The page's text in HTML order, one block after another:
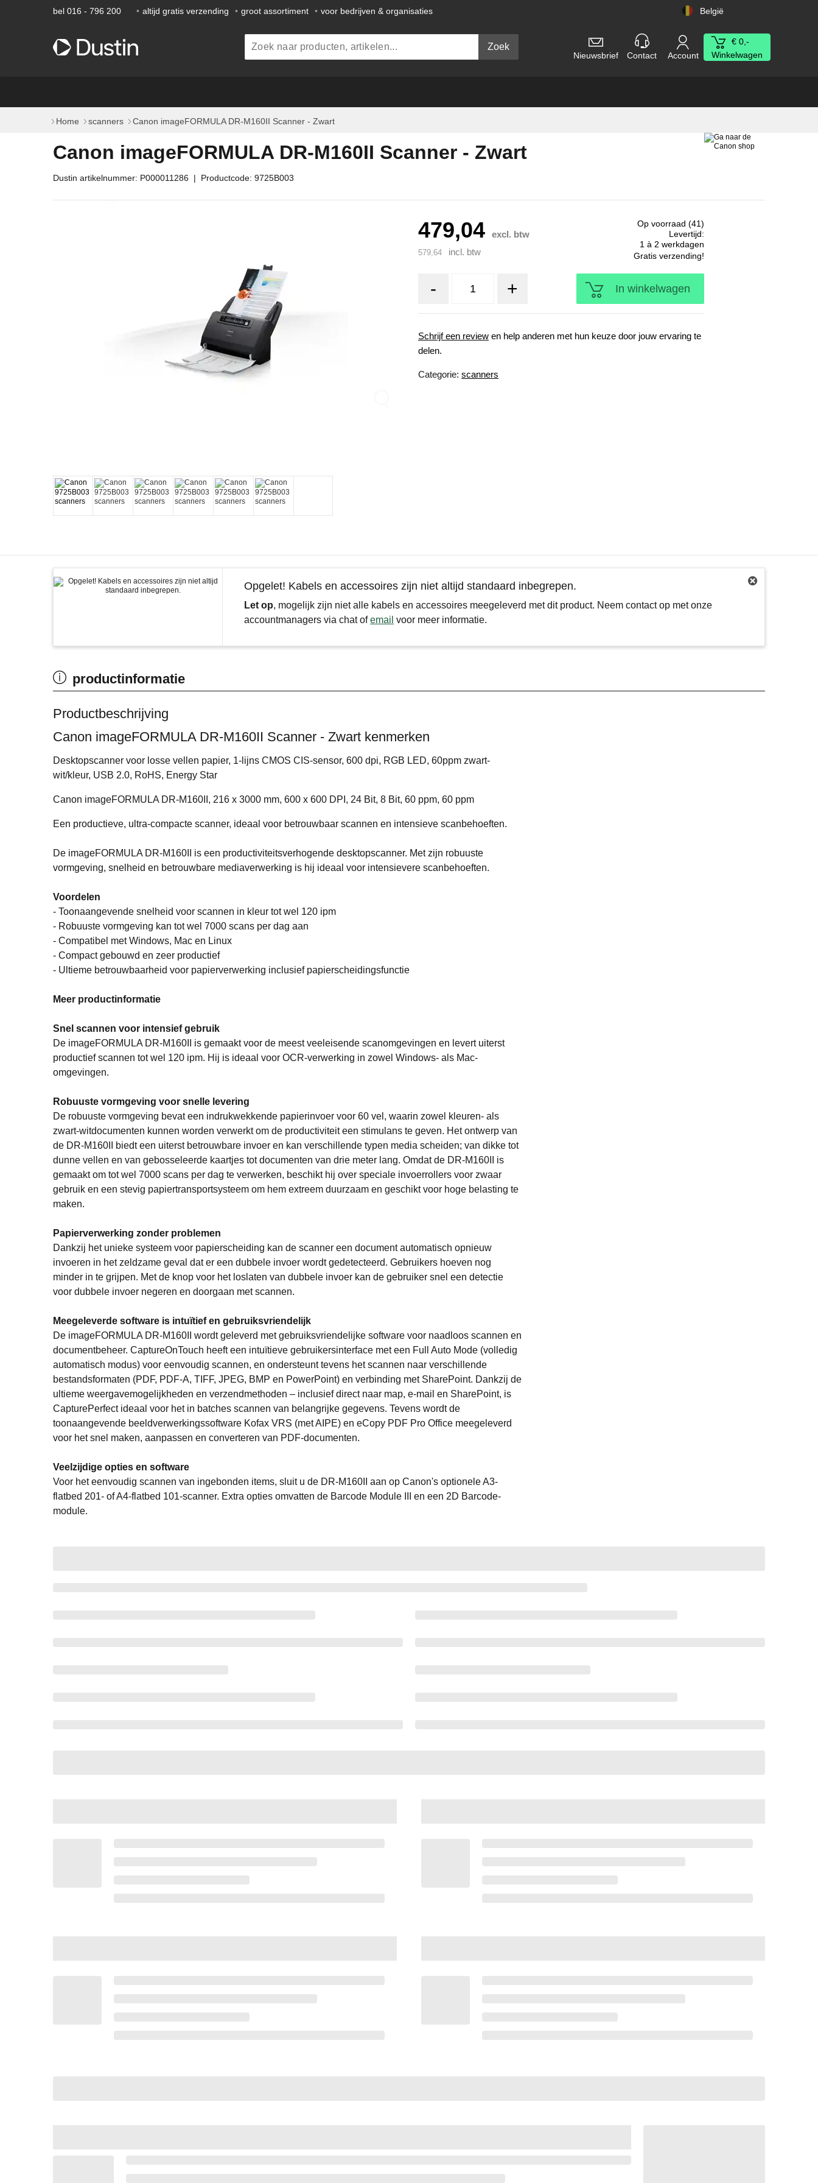
bel 016 - 796 200 • altijd gratis verzending • groot assortiment • voor bedrijven & organisaties België
Zoek
Nieuwsbrief Contact Account
€ 0,-
Winkelwagen
Home scanners Canon imageFORMULA DR-M160II Scanner - Zwart
Canon imageFORMULA DR-M160II Scanner - Zwart
Dustin artikelnummer: P000011286 | Productcode: 9725B003
479,04 excl. btw
579,64 incl. btw
Op voorraad (41)
Levertijd:
1 à 2 werkdagen
Gratis verzending!
- + In winkelwagen
Schrijf een review en help anderen met hun keuze door jouw ervaring te
delen.
Categorie: scanners
Opgelet! Kabels en accessoires zijn niet altijd standaard inbegrepen.
Let op, mogelijk zijn niet alle kabels en accessoires meegeleverd met dit product. Neem contact op met onze
accountmanagers via chat ofemail voor meer informatie.
productinformatie
Productbeschrijving
Canon imageFORMULA DR-M160II Scanner - Zwart kenmerken
Desktopscanner voor losse vellen papier, 1-lijns CMOS CIS-sensor, 600 dpi, RGB LED, 60ppm zwart-
wit/kleur, USB 2.0, RoHS, Energy Star
Canon imageFORMULA DR-M160II, 216 x 3000 mm, 600 x 600 DPI, 24 Bit, 8 Bit, 60 ppm, 60 ppm
Een productieve, ultra-compacte scanner, ideaal voor betrouwbaar scannen en intensieve scanbehoeften.
De imageFORMULA DR-M160II is een productiviteitsverhogende desktopscanner. Met zijn robuuste
vormgeving, snelheid en betrouwbare mediaverwerking is hij ideaal voor intensievere scanbehoeften.
Voordelen
- Toonaangevende snelheid voor scannen in kleur tot wel 120 ipm
- Robuuste vormgeving kan tot wel 7000 scans per dag aan
- Compatibel met Windows, Mac en Linux
- Compact gebouwd en zeer productief
- Ultieme betrouwbaarheid voor papierverwerking inclusief papierscheidingsfunctie
Meer productinformatie
Snel scannen voor intensief gebruik
De imageFORMULA DR-M160II is gemaakt voor de meest veeleisende scanomgevingen en levert uiterst
productief scannen tot wel 120 ipm. Hij is ideaal voor OCR-verwerking in zowel Windows- als Mac-
omgevingen.
Robuuste vormgeving voor snelle levering
De robuuste vormgeving bevat een indrukwekkende papierinvoer voor 60 vel, waarin zowel kleuren- als
zwart-witdocumenten kunnen worden verwerkt om de productiviteit een stimulans te geven. Het ontwerp van
de DR-M160II biedt een uiterst betrouwbare invoer en kan verschillende typen media scheiden; van dikke tot
dunne vellen en van gebosseleerde kaartjes tot documenten van drie meter lang. Omdat de DR-M160II is
gemaakt om tot wel 7000 scans per dag te verwerken, beschikt hij over speciale invoerrollers voor zwaar
gebruik en een stevig papiertransportsysteem om hem extreem duurzaam en geschikt voor hoge belasting te
maken.
Papierverwerking zonder problemen
Dankzij het unieke systeem voor papierscheiding kan de scanner een document automatisch opnieuw
invoeren in het zeldzame geval dat er een dubbele invoer wordt gedetecteerd. Gebruikers hoeven nog
minder in te grijpen. Met de knop voor het loslaten van dubbele invoer kan de gebruiker snel een detectie
voor dubbele invoer negeren en doorgaan met scannen.
Meegeleverde software is intuïtief en gebruiksvriendelijk
De imageFORMULA DR-M160II wordt geleverd met gebruiksvriendelijke software voor naadloos scannen en
documentbeheer. CaptureOnTouch heeft een intuïtieve gebruikersinterface met een Full Auto Mode (volledig
automatisch modus) voor eenvoudig scannen, en ondersteunt tevens het scannen naar verschillende
bestandsformaten (PDF, PDF-A, TIFF, JPEG, BMP en PowerPoint) en verbinding met SharePoint. Dankzij de
ultieme weergavemogelijkheden en verzendmethoden – inclusief direct naar map, e-mail en SharePoint, is
CapturePerfect ideaal voor het in batches scannen van belangrijke gegevens. Tevens wordt de
toonaangevende beeldverwerkingssoftware Kofax VRS (met AIPE) en eCopy PDF Pro Office meegeleverd
voor het snel maken, aanpassen en converteren van PDF-documenten.
Veelzijdige opties en software
Voor het eenvoudig scannen van ingebonden items, sluit u de DR-M160II aan op Canon's optionele A3-
flatbed 201- of A4-flatbed 101-scanner. Extra opties omvatten de Barcode Module III en een 2D Barcode-
module.